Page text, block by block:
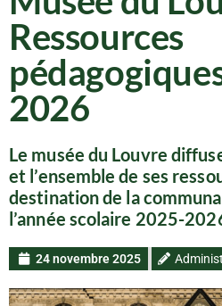
Ressources
2026
Le musée du Louvre
et l’ensemble de ses
destination de la
l’année scolaire 2025-
24 novembre 2025